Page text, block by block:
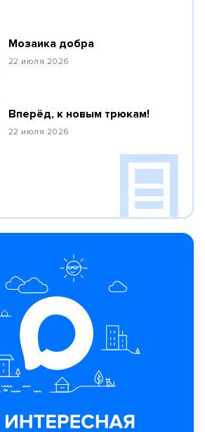
Мозаика добра
22 июля 2026
Вперёд, к новым трюкам!
22 июля 2026